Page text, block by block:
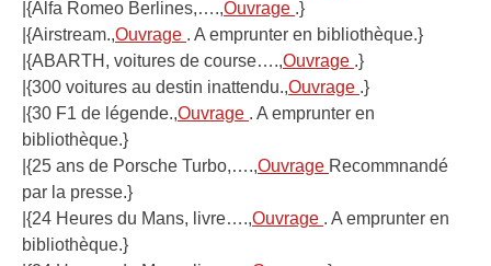
|{Alfa Romeo Berlines,….,Ouvrage .}
|{Airstream.,Ouvrage . A emprunter en bibliothèque.}
|{ABARTH, voitures de course….,Ouvrage .}
|{300 voitures au destin inattendu.,Ouvrage .}
|{30 F1 de légende.,Ouvrage . A emprunter en
bibliothèque.}
|{25 ans de Porsche Turbo,….,Ouvrage Recommnandé
par la presse.}
|{24 Heures du Mans, livre….,Ouvrage . A emprunter en
bibliothèque.}